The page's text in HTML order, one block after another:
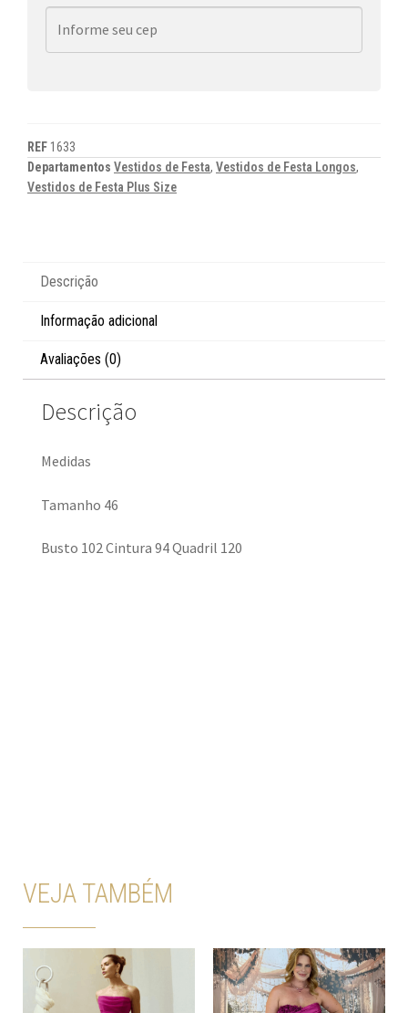
REF 1633
Departamentos Vestidos de Festa, Vestidos de Festa Longos,
Vestidos de Festa Plus Size
Descrição
Informação adicional
Avaliações (0)
Descrição
Medidas
Tamanho 46
Busto 102 Cintura 94 Quadril 120
VEJA TAMBÉM